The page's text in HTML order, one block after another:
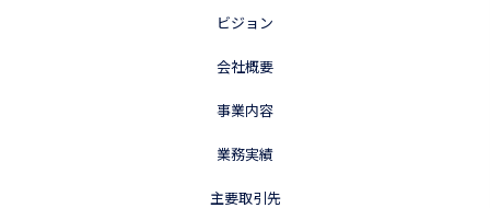
ビジョン
会社概要
事業内容
業務実績
主要取引先